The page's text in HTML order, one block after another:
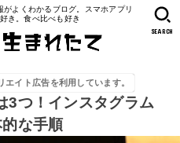
よくわかるブログ。スマホアプリ
き。食べ比べも好き
SEARCH
エイト広告を利用しています。
3つ！インスタグラム
な手順